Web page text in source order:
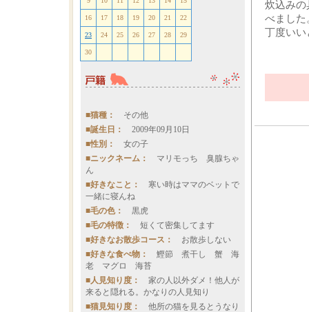
16 17 18 19 20 21 22
23 24 25 26 27 28 29
30
■猫種： その他
■誕生日： 2009年09月10日
■性別： 女の子
■ニックネーム： マリモっち 臭腺ちゃ
ん
■好きなこと： 寒い時はママのベットで
一緒に寝んね
■毛の色： 黒虎
■毛の特徴： 短くて密集してます
■好きなお散歩コース： お散歩しない
■好きな食べ物： 鰹節 煮干し 蟹 海
老 マグロ 海苔
■人見知り度： 家の人以外ダメ！他人が
来ると隠れる。かなりの人見知り
■猫見知り度： 他所の猫を見るとうなり
炊込みの
べました
丁度いい